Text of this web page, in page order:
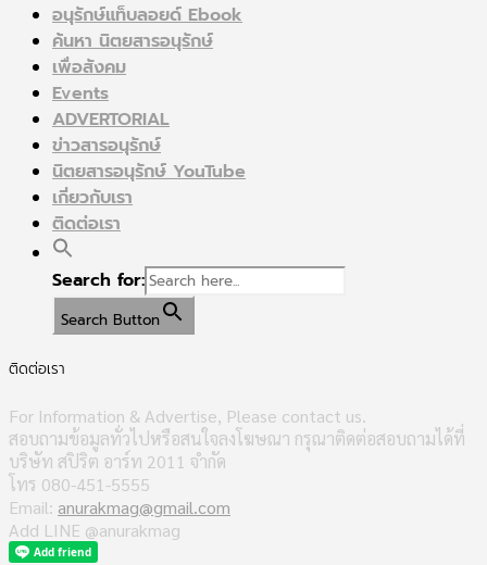
อนุรักษ์แท็บลอยด์ Ebook
ค้นหา นิตยสารอนุรักษ์
เพื่อสังคม
Events
ADVERTORIAL
ข่าวสารอนุรักษ์
นิตยสารอนุรักษ์ YouTube
เกี่ยวกับเรา
ติดต่อเรา
Search for:
Search Button
ติดต่อเรา
For Information & Advertise, Please contact us.
สอบถามข้อมูลทั่วไปหรือสนใจลงโฆษณา กรุณาติดต่อสอบถามได้ที่
บริษัท สปิริต อาร์ท 2011 จำกัด
โทร 080-451-5555
Email: anurakmag@gmail.com
Add LINE @anurakmag